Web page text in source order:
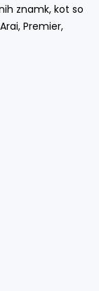
znamk, kot so
Premier,